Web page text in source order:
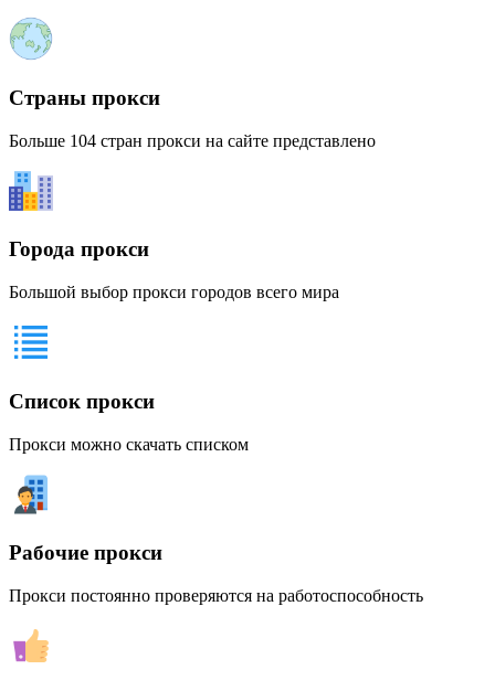
Страны прокси
Больше 104 стран прокси на сайте представлено
Города прокси
Большой выбор прокси городов всего мира
Список прокси
Прокси можно скачать списком
Рабочие прокси
Прокси постоянно проверяются на работоспособность